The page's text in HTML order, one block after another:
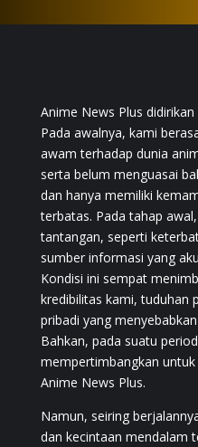
Anime News Plus
Pada awalnya, kami
awam terhadap dunia
serta belum menguasai
dan hanya memiliki
terbatas. Pada tahap
tantangan, seperti
sumber informasi yang
Kondisi ini sempat
kredibilitas kami, tuduhan
pribadi yang
Bahkan, pada suatu
mempertimbangkan
Anime News Plus.
Namun, seiring
dan kecintaan mendalam